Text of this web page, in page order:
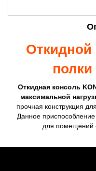
Откидная консоль
максимальной
прочная конструкция
Данное
для помещений